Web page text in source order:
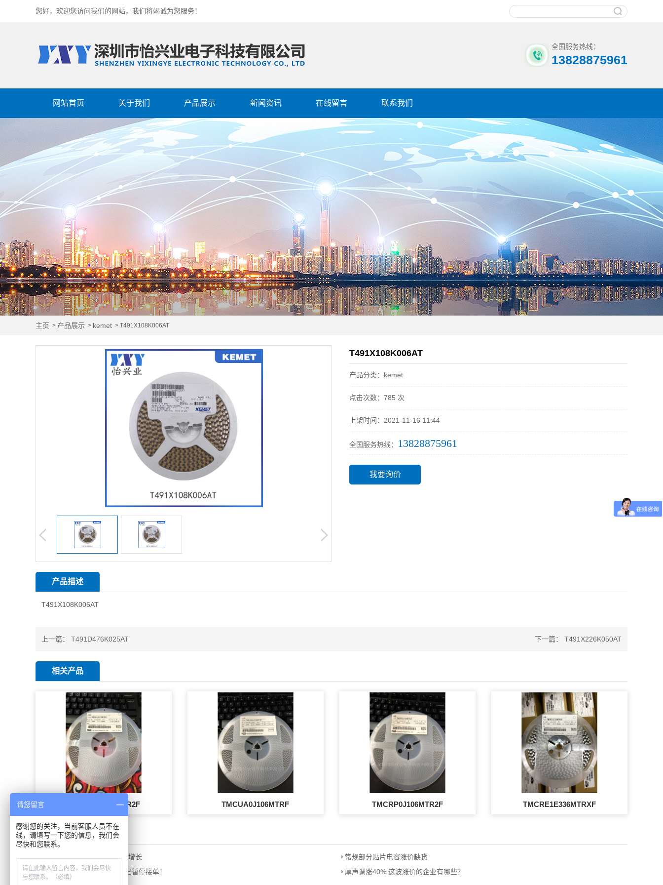
您好，欢迎您访问我们的网站，我们将竭诚为您服务！
全国服务热线：
13828875961
网站首页 关于我们 产品展示 新闻资讯 在线留言 联系我们
主页 > 产品展示 > kemet > T491X108K006AT
T491X108K006AT
产品分类：kemet
点击次数：785 次
上架时间：2021-11-16 11:44
全国服务热线： 13828875961
我要询价
产品描述
T491X108K006AT
上一篇： T491D476K025AT 下一篇： T491X226K050AT
相关产品
TMCUA1A475MTR2F TMCUA0J106MTRF TMCRP0J106MTR2F TMCRE1E336MTRXF
相关新闻
5G时代贴片电容的市场需求增长
常规部分贴片电容涨价缺货
MLCC缺货潮再起，三大厂已暂停接单！
厚声调涨40% 这波涨价的企业有哪些？
请您留言
感谢您的关注，当前客服人员不在
线，请填写一下您的信息，我们会
尽快和您联系。